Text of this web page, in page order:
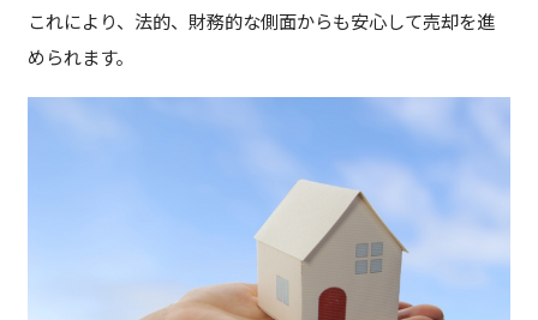
これにより、法的、財務的な側面からも安心して売却を進
められます。